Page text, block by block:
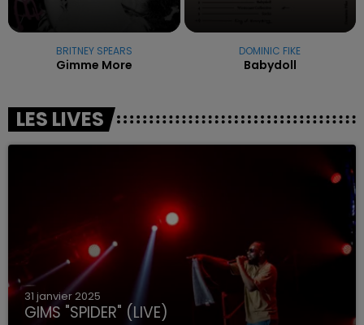
BRITNEY SPEARS
Gimme More
DOMINIC FIKE
Babydoll
LES LIVES
31 janvier 2025
GIMS "SPIDER" (LIVE)